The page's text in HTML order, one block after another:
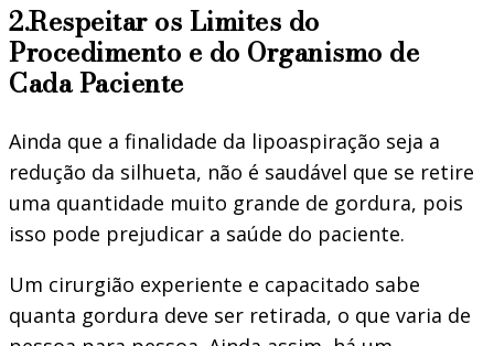
2.Respeitar os Limites do
Procedimento e do Organismo de
Cada Paciente
Ainda que a finalidade da lipoaspiração seja a
redução da silhueta, não é saudável que se retire
uma quantidade muito grande de gordura, pois
isso pode prejudicar a saúde do paciente.
Um cirurgião experiente e capacitado sabe
quanta gordura deve ser retirada, o que varia de